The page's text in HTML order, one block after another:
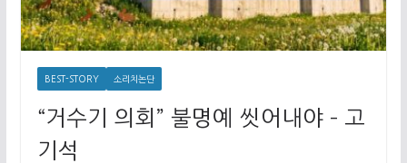
BEST-STORY 소리치논단
“거수기 의회” 불명예 씻어내야 – 고
기석